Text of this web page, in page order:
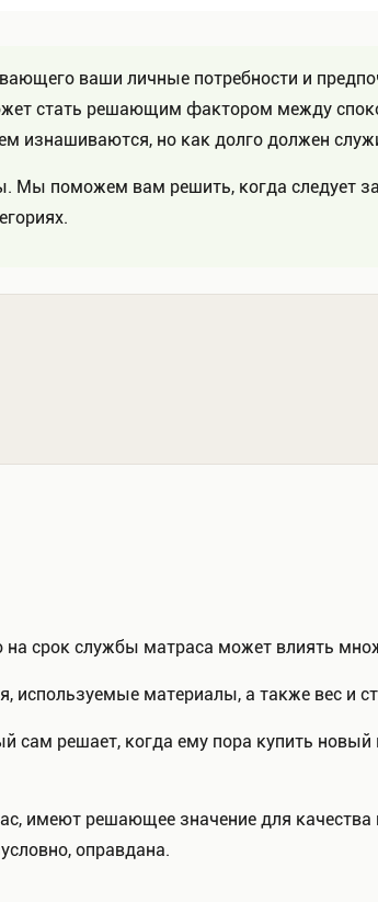
ваши личные потребности и
стать решающим фактором между
изнашиваются, но как долго должен
Мы поможем вам решить, когда следует
срок службы матраса может влиять
используемые материалы, а также вес и
сам решает, когда ему пора купить
имеют решающее значение для
оправдана.